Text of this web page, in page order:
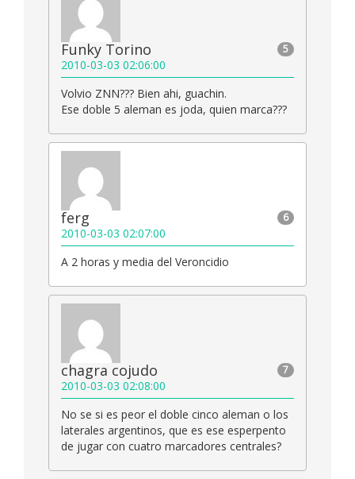
5
Funky Torino
2010-03-03 02:06:00
Volvio ZNN??? Bien ahi, guachin.
Ese doble 5 aleman es joda, quien marca???
6
ferg
2010-03-03 02:07:00
A 2 horas y media del Veroncidio
7
chagra cojudo
2010-03-03 02:08:00
No se si es peor el doble cinco aleman o los
laterales argentinos, que es ese esperpento
de jugar con cuatro marcadores centrales?